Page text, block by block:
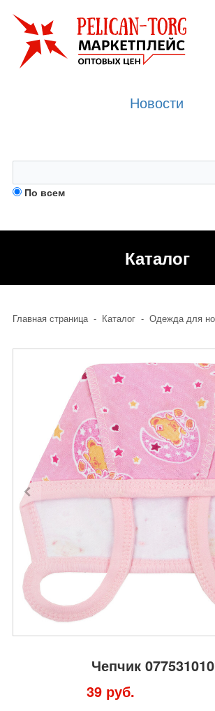
По всем
Новости
Каталог
Главная страница - Каталог - Одежда для
Чепчик
39 руб.